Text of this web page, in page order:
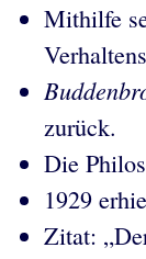
Mithilfe
zurück.
Die
1929
Zitat: